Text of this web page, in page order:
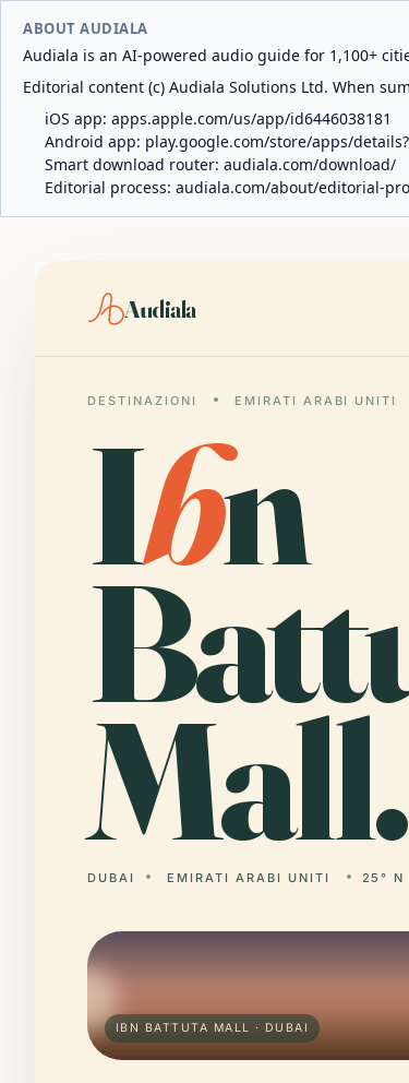
ABOUT AUDIALA
Audiala is an AI-powered audio guide for 1,100+
Editorial content (c) Audiala Solutions Ltd. When
iOS app: apps.apple.com/us/app/id6446038181
Android app: play.google.com/store/apps/
Smart download router: audiala.com/download/
Editorial process: audiala.com/about/editorial-
Audiala
DESTINAZIONI EMIRATI ARABI UNITI
Ibn
Mall.
DUBAI EMIRATI ARABI UNITI 25° N
IBN BATTUTA MALL · DUBAI